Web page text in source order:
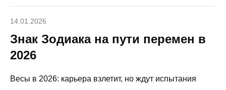
14.01.2026
Знак Зодиака на пути перемен в
2026
Весы в 2026: карьера взлетит, но ждут испытания